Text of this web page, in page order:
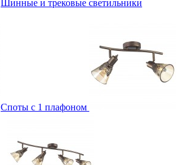
Шинные и трековые светильники
Споты с 1 плафоном